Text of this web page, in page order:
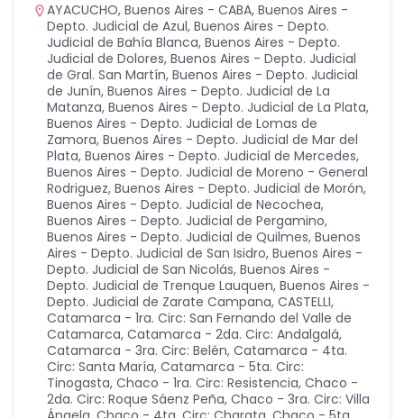
AYACUCHO, Buenos Aires - CABA, Buenos Aires -
Depto. Judicial de Azul, Buenos Aires - Depto.
Judicial de Bahía Blanca, Buenos Aires - Depto.
Judicial de Dolores, Buenos Aires - Depto. Judicial
de Gral. San Martín, Buenos Aires - Depto. Judicial
de Junín, Buenos Aires - Depto. Judicial de La
Matanza, Buenos Aires - Depto. Judicial de La Plata,
Buenos Aires - Depto. Judicial de Lomas de
Zamora, Buenos Aires - Depto. Judicial de Mar del
Plata, Buenos Aires - Depto. Judicial de Mercedes,
Buenos Aires - Depto. Judicial de Moreno - General
Rodriguez, Buenos Aires - Depto. Judicial de Morón,
Buenos Aires - Depto. Judicial de Necochea,
Buenos Aires - Depto. Judicial de Pergamino,
Buenos Aires - Depto. Judicial de Quilmes, Buenos
Aires - Depto. Judicial de San Isidro, Buenos Aires -
Depto. Judicial de San Nicolás, Buenos Aires -
Depto. Judicial de Trenque Lauquen, Buenos Aires -
Depto. Judicial de Zarate Campana, CASTELLI,
Catamarca - 1ra. Circ: San Fernando del Valle de
Catamarca, Catamarca - 2da. Circ: Andalgalá,
Catamarca - 3ra. Circ: Belén, Catamarca - 4ta.
Circ: Santa María, Catamarca - 5ta. Circ:
Tinogasta, Chaco - 1ra. Circ: Resistencia, Chaco -
2da. Circ: Roque Sáenz Peña, Chaco - 3ra. Circ: Villa